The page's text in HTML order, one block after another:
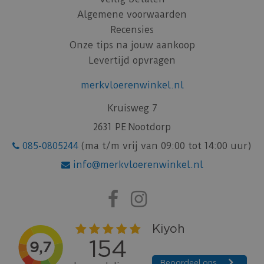
Algemene voorwaarden
Recensies
Onze tips na jouw aankoop
Levertijd opvragen
merkvloerenwinkel.nl
Kruisweg 7
2631 PE Nootdorp
085-0805244 (ma t/m vrij van 09:00 tot 14:00 uur)
info@merkvloerenwinkel.nl